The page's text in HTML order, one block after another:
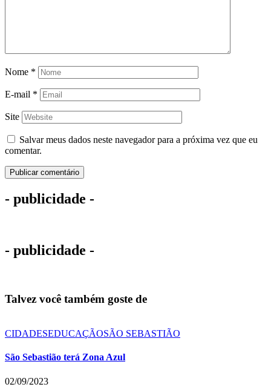
Nome *
E-mail *
Site
Salvar meus dados neste navegador para a próxima vez que eu
comentar.
- publicidade -
- publicidade -
Talvez você também goste de
CIDADESEDUCAÇÃOSÃO SEBASTIÃO
São Sebastião terá Zona Azul
02/09/2023